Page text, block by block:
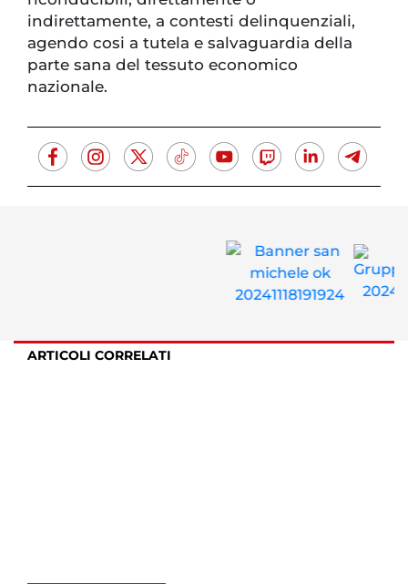
indirettamente, a contesti delinquenziali,
agendo cosi a tutela e salvaguardia della
parte sana del tessuto economico
nazionale.
ARTICOLI CORRELATI